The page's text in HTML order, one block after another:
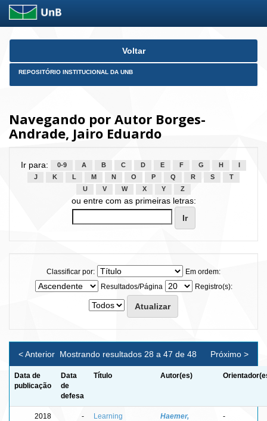
Skip
Voltar
REPOSITÓRIO INSTITUCIONAL DA UNB
Navegando por Autor Borges-
Andrade, Jairo Eduardo
Ir para: 0-9 A B C D E F G H
J
K L M N O P Q R S
T
U
V W X Y Z
ou entre com as primeiras letras:
Classificar por:
Em ordem:
Resultados/Página
Registro(s):
Mostrando resultados 28 a 47 de 48
< Anterior Próximo >
Data de
publicação
Data
de
defesa
Título Autor(es)
2018 -
Learning
Haemer,
-